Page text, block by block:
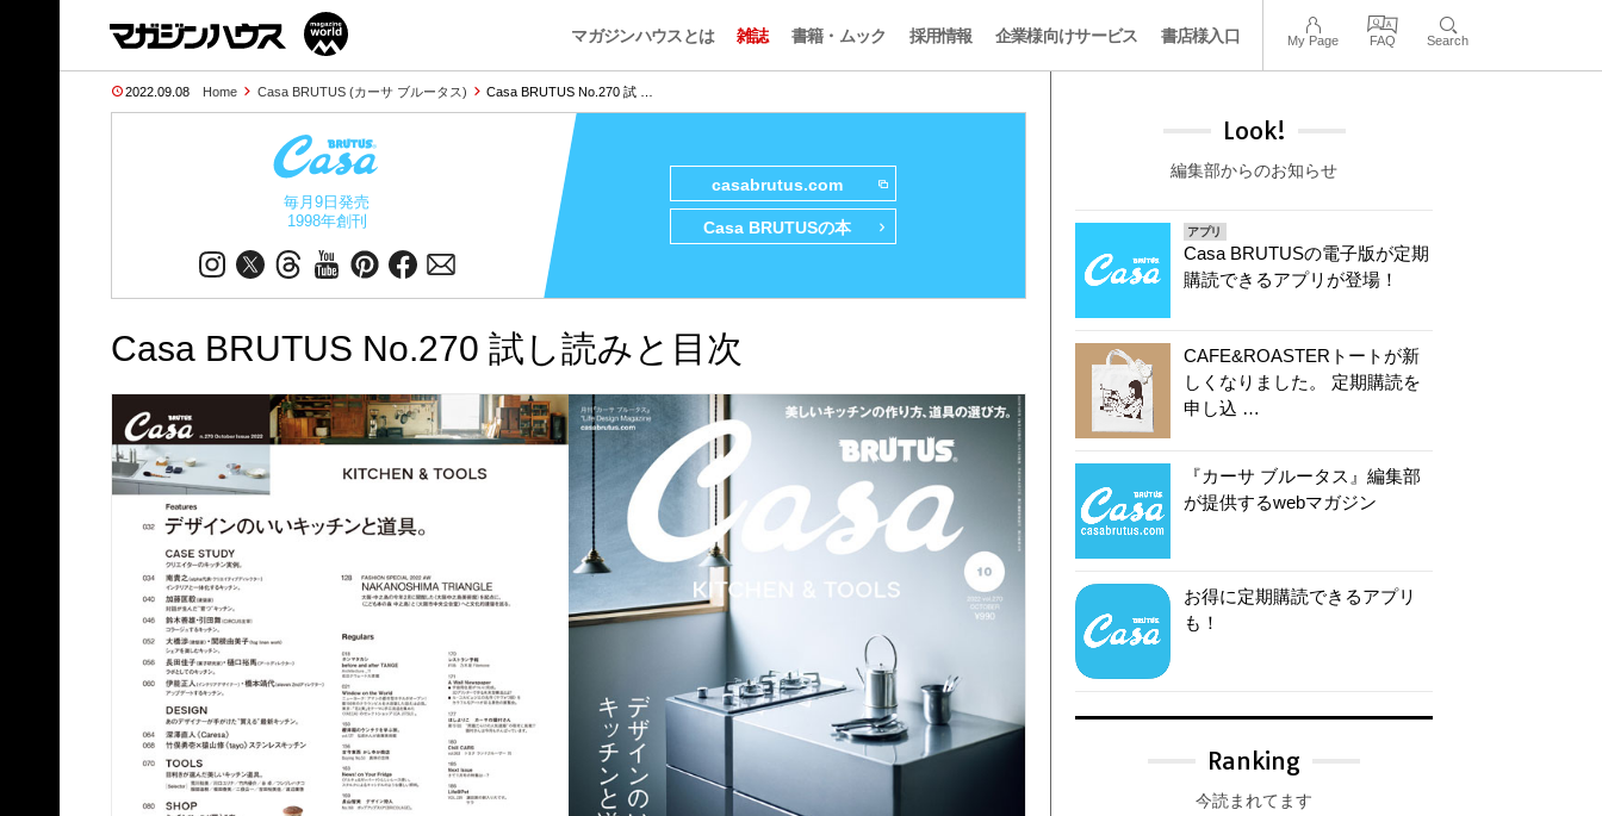
マガジンハウスとは 雑誌 書籍・ムック 採用情報 企業様向けサービス 書店様入口 My Page FAQ Search
2022.09.08 Home Casa BRUTUS (カーサ ブルータス) Casa BRUTUS No.270 試 …
毎月9日発売
1998年創刊
casabrutus.com
Casa BRUTUSの本
Casa BRUTUS No.270 試し読みと目次
Look!
編集部からのお知らせ
アプリ
Casa BRUTUSの電子版が定期
購読できるアプリが登場！
CAFE&ROASTERトートが新
しくなりました。 定期購読を
申し込 …
『カーサ ブルータス』編集部
が提供するwebマガジン
お得に定期購読できるアプリ
も！
Ranking
今読まれてます